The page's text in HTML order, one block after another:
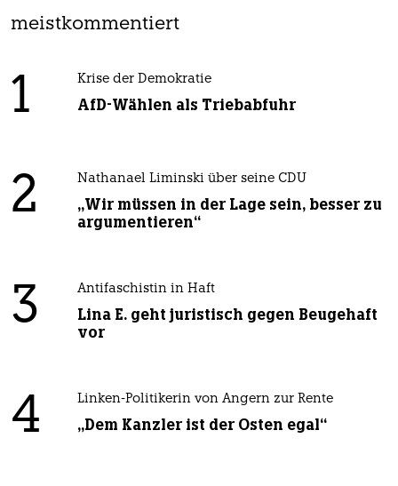
meistkommentiert
1 Krise der Demokratie
AfD-Wählen als Triebabfuhr
2 Nathanael Liminski über seine CDU
„Wir müssen in der Lage sein, besser zu
argumentieren“
3 Antifaschistin in Haft
Lina E. geht juristisch gegen Beugehaft
vor
4 Linken-Politikerin von Angern zur Rente
„Dem Kanzler ist der Osten egal“